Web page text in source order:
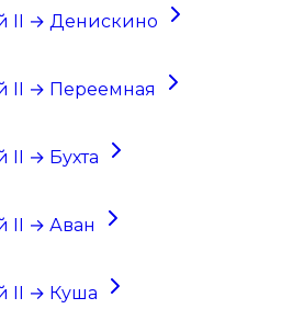
II → Денискино
II → Переемная
II → Бухта
II → Аван
II → Куша